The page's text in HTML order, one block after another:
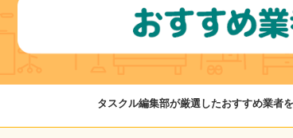
タスクル編集部が厳選したおすすめ業者